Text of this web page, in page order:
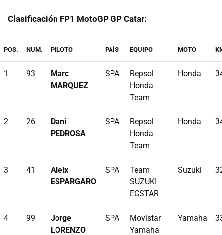
Clasificación FP1 MotoGP GP Catar:
POS. NUM. PILOTO PAÍS EQUIPO MOTO
1 93
Marc
MARQUEZ
SPA
Repsol
Honda
Team
Honda
2 26
Dani
PEDROSA
SPA
Repsol
Honda
Team
Honda
3 41
Aleix
ESPARGARO
SPA
Team
SUZUKI
ECSTAR
Suzuki
4 99
Jorge
LORENZO
SPA
Movistar
Yamaha
Yamaha